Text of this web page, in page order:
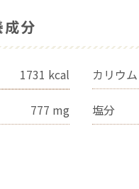
成分
1731 kcal カリウム
777 mg 塩分